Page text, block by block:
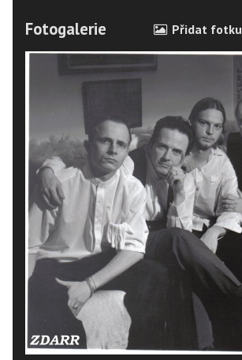
Fotogalerie Přidat fotku